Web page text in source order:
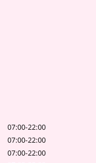
07:00-22:00
07:00-22:00
07:00-22:00